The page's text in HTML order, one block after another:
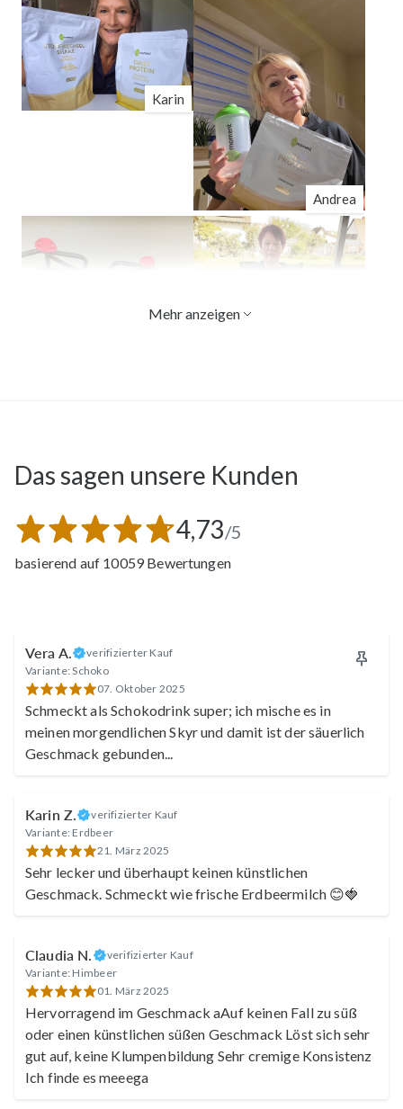
Karin
Andrea
Ingeborg
Conny
Mehr anzeigen
Das sagen unsere Kunden
4,73/5
basierend auf 10059 Bewertungen
Vera A.
verifizierter Kauf
Variante: Schoko
07. Oktober 2025
Schmeckt als Schokodrink super; ich mische es in
meinen morgendlichen Skyr und damit ist der säuerlich
Geschmack gebunden...
Karin Z.
verifizierter Kauf
Variante: Erdbeer
21. März 2025
Sehr lecker und überhaupt keinen künstlichen
Geschmack. Schmeckt wie frische Erdbeermilch 😊🍓
Claudia N.
verifizierter Kauf
Variante: Himbeer
01. März 2025
Hervorragend im Geschmack aAuf keinen Fall zu süß
oder einen künstlichen süßen Geschmack Löst sich sehr
gut auf, keine Klumpenbildung Sehr cremige Konsistenz
Ich finde es meeega